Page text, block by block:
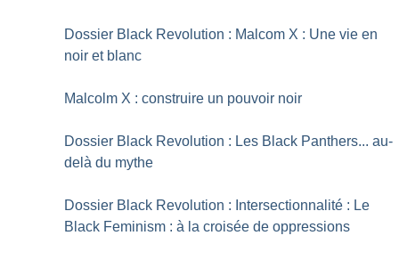
Dossier Black Revolution : Malcom X : Une vie en
noir et blanc
Malcolm X : construire un pouvoir noir
Dossier Black Revolution : Les Black Panthers... au-
delà du mythe
Dossier Black Revolution : Intersectionnalité : Le
Black Feminism : à la croisée de oppressions